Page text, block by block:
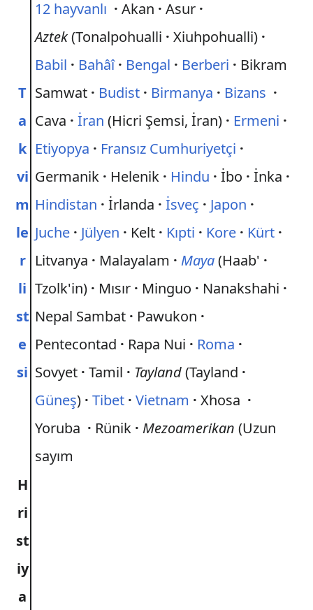
T
a
k
vi
m
le
r
li
st
e
si
12 hayvanlı · Akan · Asur ·
Aztek(Tonalpohualli · Xiuhpohualli) ·
Babil · Bahâî · Bengal · Berberi · Bikram
Samwat · Budist · Birmanya · Bizans ·
Cava · İran (Hicri Şemsi, İran) · Ermeni ·
Etiyopya · Fransız Cumhuriyetçi ·
Germanik · Helenik · Hindu · İbo · İnka ·
Hindistan · İrlanda · İsveç · Japon ·
Juche · Jülyen · Kelt · Kıpti · Kore · Kürt ·
Litvanya · Malayalam · Maya(Haab' ·
Tzolk'in) · Mısır · Minguo · Nanakshahi ·
Nepal Sambat · Pawukon ·
Pentecontad · Rapa Nui · Roma ·
Sovyet · Tamil · Tayland(Tayland ·
Güneş) · Tibet · Vietnam · Xhosa ·
Yoruba · Rünik · Mezoamerikan (Uzun
sayım
H
ri
st
iy
a